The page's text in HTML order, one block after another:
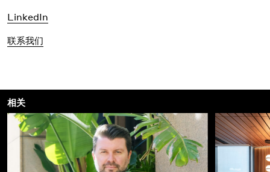
LinkedIn
联系我们
相关